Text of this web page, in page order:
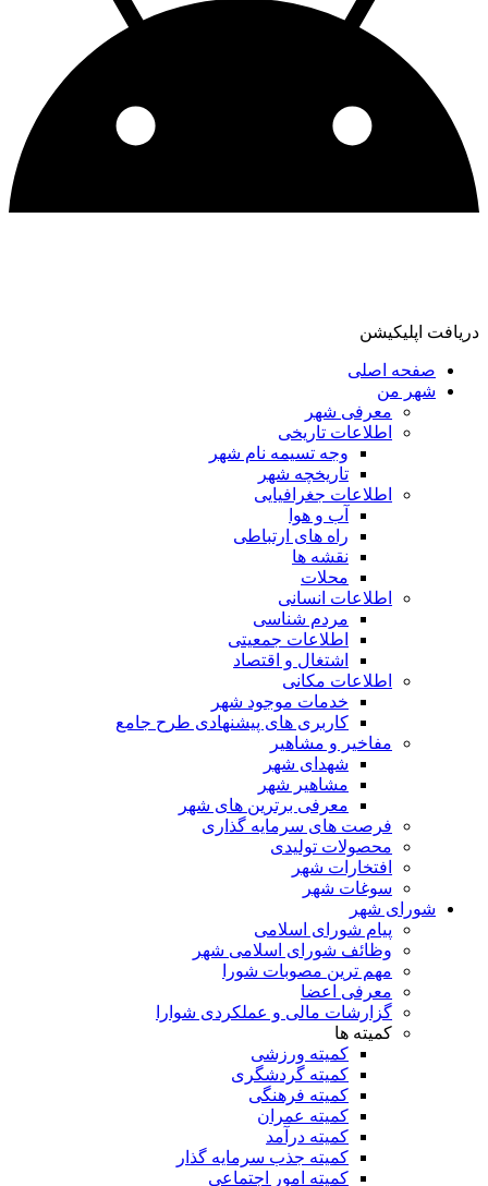
دریافت اپلیکیشن
صفحه اصلی
شهر من
معرفی شهر
اطلاعات تاریخی
وجه تسیمه نام شهر
تاریخچه شهر
اطلاعات جغرافیایی
آب و هوا
راه های ارتباطی
نقشه ها
محلات
اطلاعات انسانی
مردم شناسی
اطلاعات جمعیتی
اشتغال و اقتصاد
اطلاعات مکانی
خدمات موجود شهر
کاربری های پیشنهادی طرح جامع
مفاخیر و مشاهیر
شهدای شهر
مشاهیر شهر
معرفی برترین های شهر
فرصت های سرمایه گذاری
محصولات تولیدی
افتخارات شهر
سوغات شهر
شورای شهر
پیام شورای اسلامی
وظائف شورای اسلامی شهر
مهم ترین مصوبات شورا
معرفی اعضا
گزارشات مالی و عملکردی شوارا
کمیته ها
کمیته ورزشی
کمیته گردشگری
کمیته فرهنگی
کمیته عمران
کمیته درآمد
کمیته جذب سرمایه گذار
کمیته امور اجتماعی